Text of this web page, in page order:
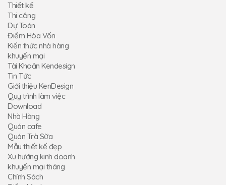
Thiết kế
Thi công
Dự Toán
Điểm Hòa Vốn
Kiến thức nhà hàng
khuyến mại
Tài Khoản Kendesign
Tin Tức
Giới thiệu KenDesign
Quy trình làm việc
Download
Nhà Hàng
Quán cafe
Quán Trà Sữa
Mẫu thiết kế đẹp
Xu hướng kinh doanh
khuyến mại tháng
Chính Sách